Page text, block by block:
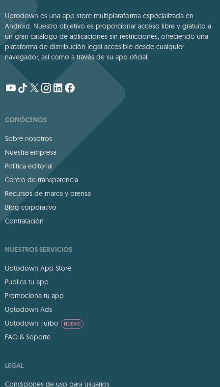
Uptodown es una app store multiplataforma especializada en
Android. Nuestro objetivo es proporcionar acceso libre y gratuito a
un gran catálogo de aplicaciones sin restricciones, ofreciendo una
plataforma de distribución legal accesible desde cualquier
navegador, así como a través de su app oficial.
CONÓCENOS
Sobre nosotros
Nuestra empresa
Política editorial
Centro de transparencia
Recursos de marca y prensa
Blog corporativo
Contratación
NUESTROS SERVICIOS
Uptodown App Store
Publica tu app
Promociona tu app
Uptodown Ads
Uptodown Turbo
NUEVO
FAQ & Soporte
LEGAL
Condiciones de uso para usuarios